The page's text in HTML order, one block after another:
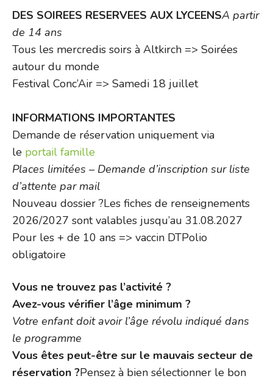
DES SOIREES RESERVEES AUX LYCEENSA partir
de 14 ans
Tous les mercredis soirs à Altkirch => Soirées
autour du monde
Festival Conc’Air => Samedi 18 juillet
INFORMATIONS IMPORTANTES
Demande de réservation uniquement via
le portail famille
Places limitées – Demande d’inscription sur liste
d’attente par mail
Nouveau dossier ?Les fiches de renseignements
2026/2027 sont valables jusqu’au 31.08.2027
Pour les + de 10 ans => vaccin DTPolio
obligatoire
Vous ne trouvez pas l’activité ?
Avez-vous vérifier l’âge minimum ?
Votre enfant doit avoir l’âge révolu indiqué dans
le programme
Vous êtes peut-être sur le mauvais secteur de
réservation ?Pensez à bien sélectionner le bon